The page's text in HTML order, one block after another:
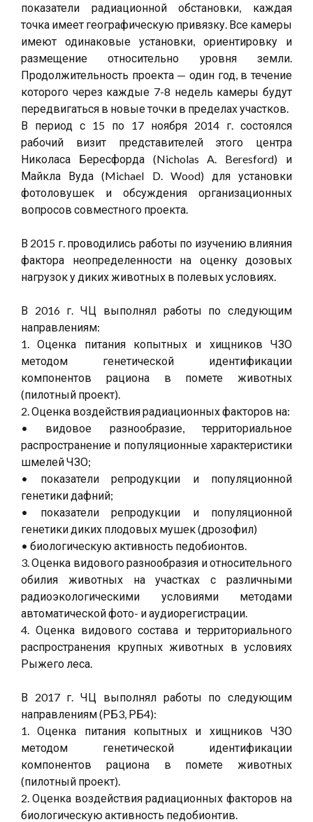
показатели радиационной обстановки, каждая
точка имеет географическую привязку. Все камеры
имеют одинаковые установки, ориентировку и
размещение относительно уровня земли.
Продолжительность проекта — один год, в течение
которого через каждые 7-8 недель камеры будут
передвигаться в новые точки в пределах участков.
В период с 15 по 17 ноября 2014 г. состоялся
рабочий визит представителей этого центра
Николаса Бересфорда (Nicholas A. Beresford) и
Майкла Вуда (Michael D. Wood) для установки
фотоловушек и обсуждения организационных
вопросов совместного проекта.
В 2015 г. проводились работы по изучению влияния
фактора неопределенности на оценку дозовых
нагрузок у диких животных в полевых условиях.
В 2016 г. ЧЦ выполнял работы по следующим
направлениям:
1. Оценка питания копытных и хищников ЧЗО
методом генетической идентификации
компонентов рациона в помете животных
(пилотный проект).
2. Оценка воздействия радиационных факторов на:
• видовое разнообразие, территориальное
распространение и популяционные характеристики
шмелей ЧЗО;
• показатели репродукции и популяционной
генетики дафний;
• показатели репродукции и популяционной
генетики диких плодовых мушек (дрозофил)
• биологическую активность педобионтов.
3. Оценка видового разнообразия и относительного
обилия животных на участках с различными
радиоэкологическими условиями методами
автоматической фото- и аудиорегистрации.
4. Оценка видового состава и территориального
распространения крупных животных в условиях
Рыжего леса.
В 2017 г. ЧЦ выполнял работы по следующим
направлениям (РБ3, РБ4):
1. Оценка питания копытных и хищников ЧЗО
методом генетической идентификации
компонентов рациона в помете животных
(пилотный проект).
2. Оценка воздействия радиационных факторов на
биологическую активность педобионтив.